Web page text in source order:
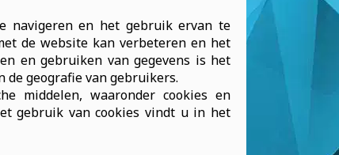
navigeren en het gebruik ervan te
de website kan verbeteren en het
en gebruiken van gegevens is het
geografie van gebruikers.
middelen, waaronder cookies en
gebruik van cookies vindt u in het